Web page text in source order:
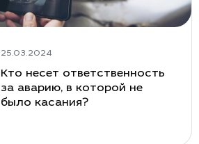
25.03.2024
Кто несет ответственность
за аварию, в которой не
было касания?